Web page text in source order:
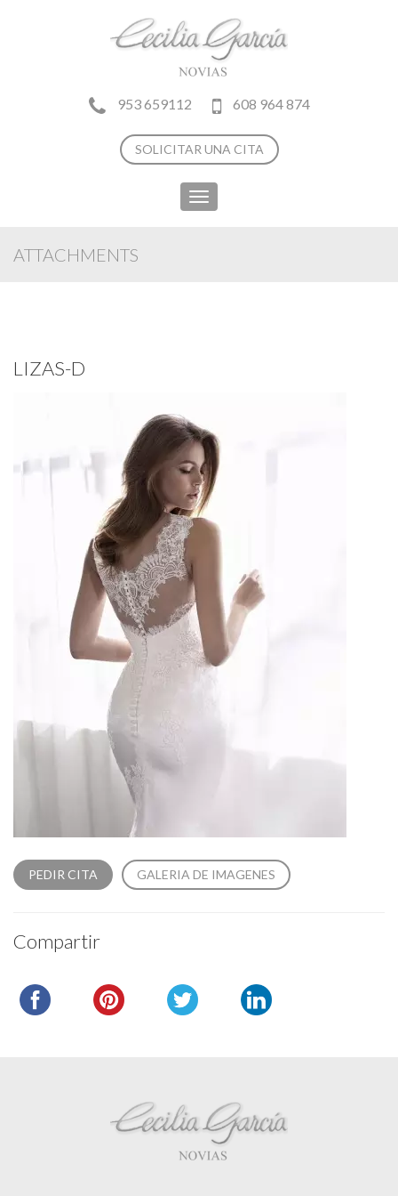
953 659112 608 964 874
SOLICITAR UNA CITA
Toggle
navigation
ATTACHMENTS
LIZAS-D
PEDIR CITA GALERIA DE IMAGENES
Compartir